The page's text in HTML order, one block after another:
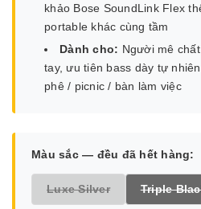
khảo Bose SoundLink Flex
portable khác cùng tầm
Dành cho: Người mê
tay, ưu tiên bass dày tự
phê / picnic / bàn làm việc
Màu sắc — đều đã hết hàng:
Luxe Silver Triple